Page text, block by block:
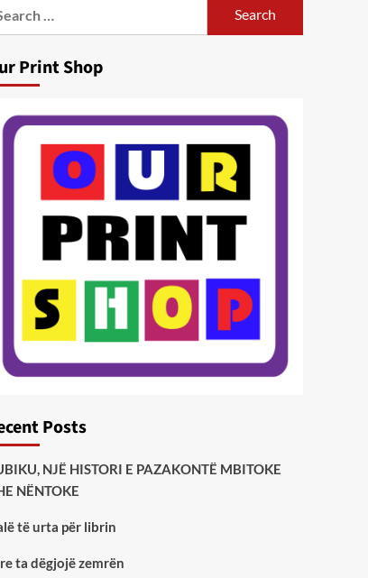
Print Shop
Posts
NJË HISTORI E PAZAKONTË MBITOKE
NËNTOKE
të urta për librin
ta dëgjojë zemrën